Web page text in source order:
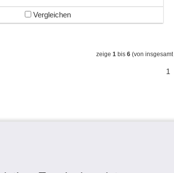
Vergleichen
zeige 1bis 6(von insgesamt
1